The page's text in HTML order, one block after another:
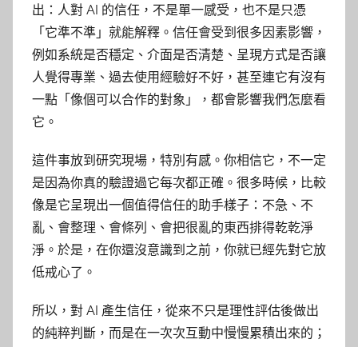
出：人對 AI 的信任，不是單一感受，也不是只憑
「它準不準」就能解釋。信任會受到很多因素影響，
例如系統是否穩定、介面是否清楚、呈現方式是否讓
人覺得專業、過去使用經驗好不好，甚至連它有沒有
一點「像個可以合作的對象」，都會影響我們怎麼看
它。
這件事放到研究現場，特別有感。你相信它，不一定
是因為你真的驗證過它每次都正確。很多時候，比較
像是它呈現出一個值得信任的助手樣子：不急、不
亂、會整理、會條列、會把很亂的東西排得乾乾淨
淨。於是，在你還沒意識到之前，你就已經先對它放
低戒心了。
所以，對 AI 產生信任，從來不只是理性評估後做出
的純粹判斷，而是在一次次互動中慢慢累積出來的；